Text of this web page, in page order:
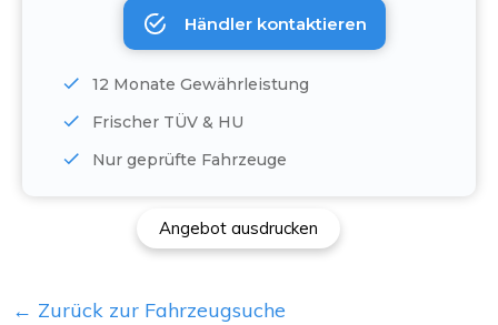
← Zurück zur Fahrzeugsuche
Händler kontaktieren
12 Monate Gewährleistung
Frischer TÜV & HU
Nur geprüfte Fahrzeuge
Angebot ausdrucken